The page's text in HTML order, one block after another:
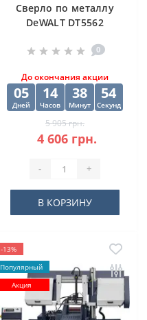
Cверлo по металлу
DeWALT DT5562
(10 шт) 12.5х98х151
0
До окончания акции
05
Дней
14
Часов
38
Минут
53
Секунд
5 905 грн.
4 606 грн.
- +
В КОРЗИНУ
-13%
Популярный
Акция